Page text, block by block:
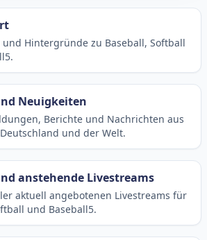
Hintergründe zu Baseball, Softball
Neuigkeiten
Berichte und Nachrichten aus
und der Welt.
anstehende Livestreams
aktuell angebotenen Livestreams für
und Baseball5.